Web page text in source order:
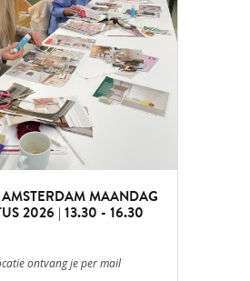
AMSTERDAM MAANDAG
2026 | 13.30 - 16.30
ontvang je per mail